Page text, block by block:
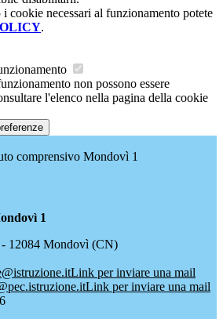
cookie necessari al funzionamento potete
.
non possono essere
l'elenco nella pagina della cookie
comprensivo Mondovì 1
1
- 12084 Mondovì (CN)
Link per inviare una mail
Link per inviare una mail